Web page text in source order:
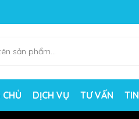
chờ đợi bạn
DỊCH VỤ TƯ VẤN